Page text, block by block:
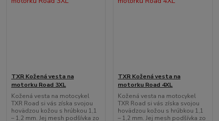
TXR Kožená vesta na
motorku Road 3XL
Kožená vesta na motocykel
TXR Road si vás získa svojou
hovädzou kožou s hrúbkou 1,1
– 1,2 mm. Jej mesh podšívka zo
TXR Kožená vesta na
motorku Road 4XL
Kožená vesta na motocykel
TXR Road si vás získa svojou
hovädzou kožou s hrúbkou 1,1
– 1,2 mm. Jej mesh podšívka zo